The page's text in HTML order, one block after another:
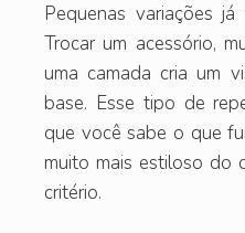
Pequenas variações
Trocar um acessório,
uma camada cria um
base. Esse tipo de
que você sabe o que
muito mais estiloso do
critério.